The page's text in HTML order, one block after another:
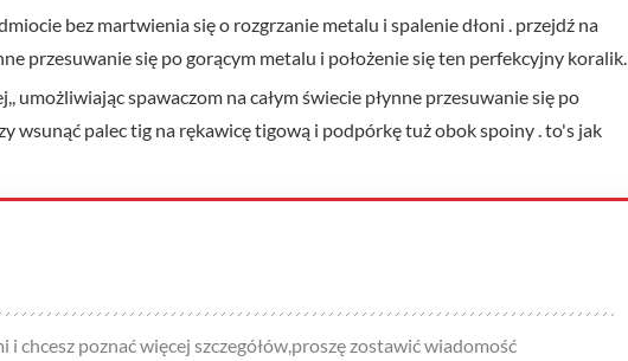
bez martwienia się o rozgrzanie metalu i spalenie dłoni . przejdź na
przesuwanie się po gorącym metalu i położenie się ten perfekcyjny koralik.
umożliwiając spawaczom na całym świecie płynne przesuwanie się po
wsunąć palec tig na rękawicę tigową i podpórkę tuż obok spoiny . to's jak
chcesz poznać więcej szczegółów,proszę zostawić wiadomość